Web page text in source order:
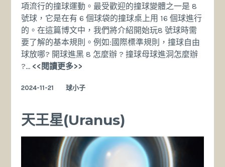
項流行的撞球運動。最受歡迎的撞球變體之一是 8
號球，它是在有 6 個球袋的撞球桌上用 16 個球進行
的。在這篇博文中，我們將介紹開始玩8 號球時需
要了解的基本規則。例如:國際標準規則，撞球自由
球放哪? 開球進黑 8 怎麼辦 ? 撞球母球進洞怎麼辦
?… <<閱讀更多>>
撞
本
規
則
知
2024-11-21 球小子
天王星(Uranus)